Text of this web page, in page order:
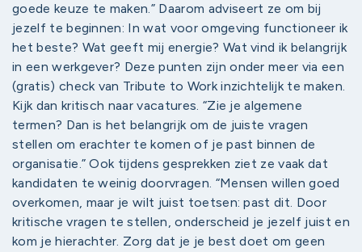
goede keuze te maken.” Daarom adviseert ze om bij
jezelf te beginnen: In wat voor omgeving functioneer ik
het beste? Wat geeft mij energie? Wat vind ik belangrijk
in een werkgever? Deze punten zijn onder meer via een
(gratis) check van Tribute to Work inzichtelijk te maken.
Kijk dan kritisch naar vacatures. “Zie je algemene
termen? Dan is het belangrijk om de juiste vragen
stellen om erachter te komen of je past binnen de
organisatie.” Ook tijdens gesprekken ziet ze vaak dat
kandidaten te weinig doorvragen. “Mensen willen goed
overkomen, maar je wilt juist toetsen: past dit. Door
kritische vragen te stellen, onderscheid je jezelf juist en
kom je hierachter. Zorg dat je je best doet om geen